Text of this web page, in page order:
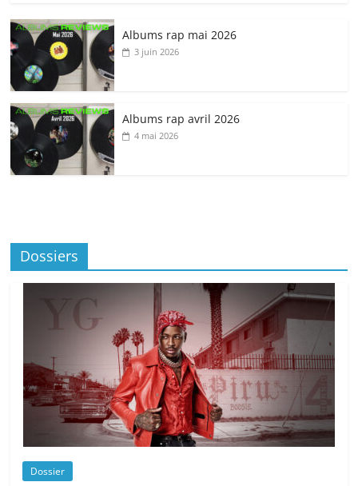
Albums rap mai 2026
3 juin 2026
Albums rap avril 2026
4 mai 2026
Dossiers
Dossier